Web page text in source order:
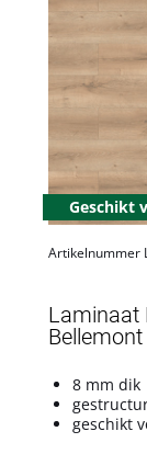
Geschikt
Artikelnummer
Laminaat
8 mm dik
geschikt